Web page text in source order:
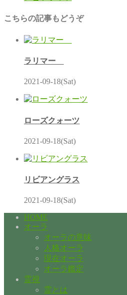
こちらの記事もどうぞ
ラリマー
2021-09-18(Sat)
ローズクォーツ
2021-09-18(Sat)
リビアングラス
2021-09-18(Sat)
HOME
オーラ
オーラの意味
人格オーラ
現在オーラ
オーラ鑑定
霊視
霊とは